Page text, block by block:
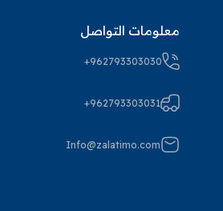
معلومات التواصل
+962793303030
+962793303031
Info@zalatimo.com